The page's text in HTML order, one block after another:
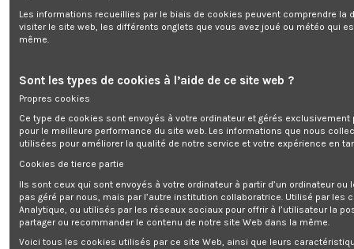
Détails du produit
Reviews (0)
d'un moteur 4 temps refroidi par air de 79.7 CC. Il possède une autonomie
maximale de 5 heures. Il dispose d'un design compact, moderne et
robuste. Pour votre sécurité, il possède un arrêt automatique en cas de
surcharge.
Un groupe électrogène inverter est un générateur qui reconstitue
entièrement le courant fourni par l'alternateur avant de le redistribuer. La
tension et la fréquence sont alors plus stables. De plus, il varie son régime
Les informations recueillies par le biais de cookies peuvent comprendre la
visiter le site web, les différents onglets que vous avez joué ou météo qui
même.
Sont les types de cookies à l’aide de ce site web ?
Propres cookies
Ce type de cookies sont envoyés à votre ordinateur et gérés exclusivement
pour le meilleure performance du site web. Les informations que nous
utilisées pour améliorer la qualité de notre service et votre expérience en
Cookies de tierce partie
Ils sont ceux qui sont envoyés à votre ordinateur à partir d’un ordinateur ou
pas géré par nous, mais par l’autre institution collaboratrice. Utilisé par les
Analytique, ou utilisés par les réseaux sociaux pour offrir à l’utilisateur la
partager ou recommander le contenu de notre site Web dans la même.
Voici tous les cookies utilisés par ce site Web, ainsi que leurs